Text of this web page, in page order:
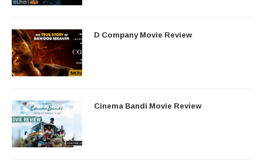
D Company Movie Review
Cinema Bandi Movie Review